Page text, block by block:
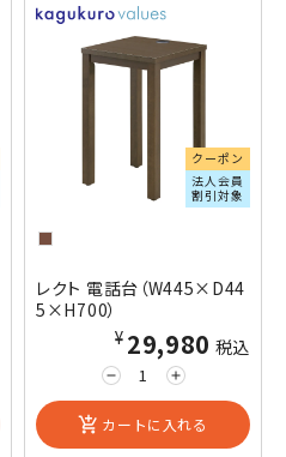
クーポン
法人会員
割引対象
レクト 電話台（W445×D44
5×H700）
remove add
¥29,980 税込
add_shopping_cart カートに入れる